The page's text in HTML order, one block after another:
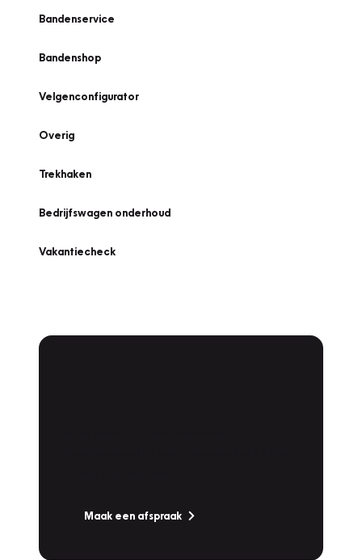
Bandenservice
Bandenshop
Velgenconfigurator
Overig
Trekhaken
Bedrijfswagen onderhoud
Vakantiecheck
Maak een afspraak